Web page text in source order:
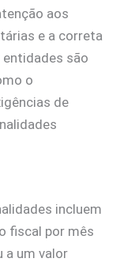
aos
e a correta
são
o
de
incluem
fiscal por mês
a um valor